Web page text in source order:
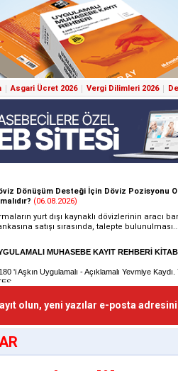
Asgari Ücret 2026 Vergi Dilimleri 2026
olun, yeni yazılar e-posta